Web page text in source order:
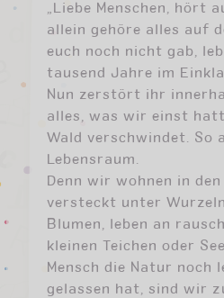
„Liebe Menschen, hört
allein gehöre alles auf
euch noch nicht gab,
tausend Jahre im
Nun zerstört ihr
alles, was wir einst
Wald verschwindet. So
Lebensraum.
Denn wir wohnen in den
versteckt unter
Blumen, leben an
kleinen Teichen oder
Mensch die Natur noch
gelassen hat, sind wir